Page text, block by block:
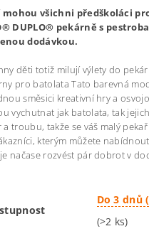
mohou všichni předškoláci
DUPLO® pekárně s
dodávkou.
děti totiž milují výlety do
pro batolata Tato barevná
směsici kreativní hry a
vychutnat jak batolata, tak
a troubu, takže se váš malý
kterým můžete
načase rozvést pár dobrot v
Do 3 dnů
(>2 ks)